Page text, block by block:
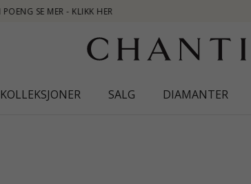
KOLLEKSJONER SALG DIAMANTER